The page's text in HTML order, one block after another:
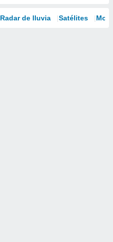
Radar de lluvia Satélites